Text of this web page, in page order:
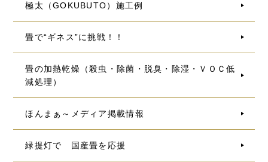
極太（GOKUBUTO）施工例
畳で“ギネス”に挑戦！！
畳の加熱乾燥（殺虫・除菌・脱臭・除湿・ＶＯＣ低
減処理）
ほんまぁ～メディア掲載情報
緑提灯で 国産畳を応援